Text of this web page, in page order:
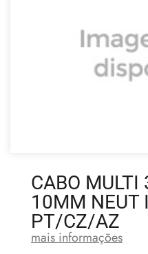
CABO
10MM NEUT
PT/CZ/AZ
mais informações